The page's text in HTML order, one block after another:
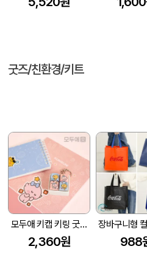
굿즈/친환경/키트
모두애 키캡 키링 굿즈
2,360원 988